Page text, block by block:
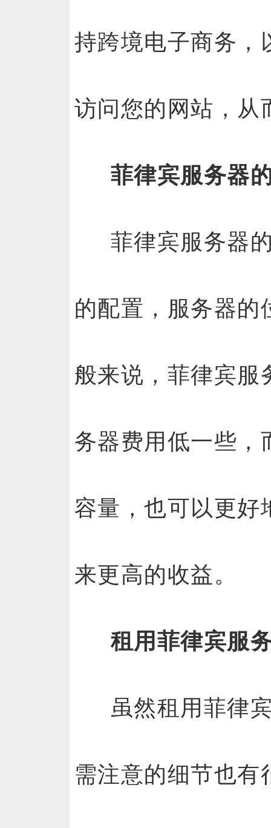
持跨境电子商务，
访问您的网站，从
菲律宾服务器
菲律宾服务器
的配置，服务器的
般来说，菲律宾服
务器费用低一些，
容量，也可以更好
来更高的收益。
租用菲律宾服
虽然租用菲律
需注意的细节也有